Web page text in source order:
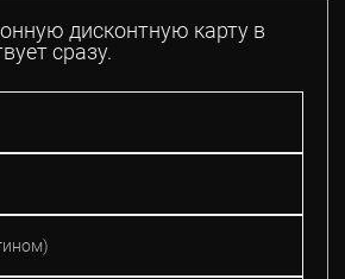
дисконтную карту в
сразу.